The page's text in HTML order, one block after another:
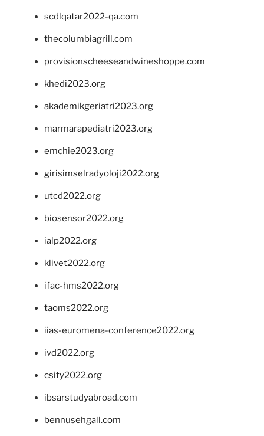
scdlqatar2022-qa.com
thecolumbiagrill.com
provisionscheeseandwineshoppe.com
khedi2023.org
akademikgeriatri2023.org
marmarapediatri2023.org
emchie2023.org
girisimselradyoloji2022.org
utcd2022.org
biosensor2022.org
ialp2022.org
klivet2022.org
ifac-hms2022.org
taoms2022.org
iias-euromena-conference2022.org
ivd2022.org
csity2022.org
ibsarstudyabroad.com
bennusehgall.com